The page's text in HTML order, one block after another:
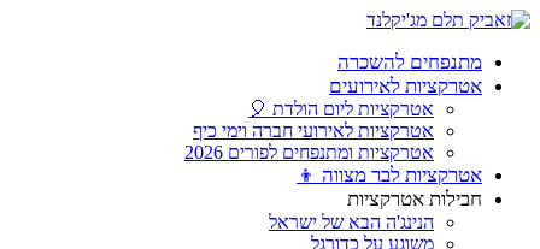
מתנפחים להשכרה
אטרקציות לאירועים
אטרקציות ליום הולדת 🎈
אטרקציות לאירועי חברה וימי כיף
אטרקציות ומתנפחים לפורים 2026
אטרקציות לבר מצווה 👦
חבילות אטרקציות
הנינג'ה הבא של ישראל
משוגע על כדורגל